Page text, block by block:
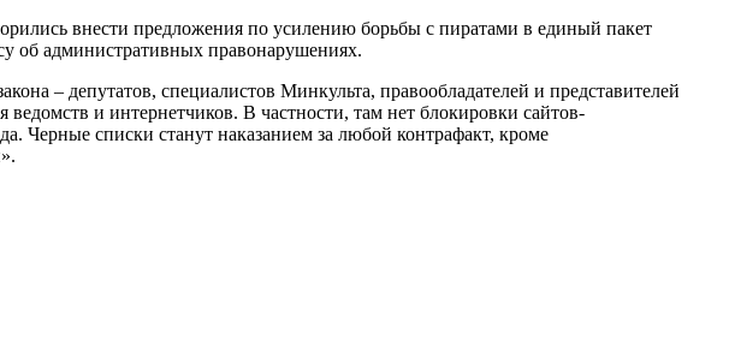
внести предложения по усилению борьбы с пиратами в единый пакет
об административных правонарушениях.
– депутатов, специалистов Минкульта, правообладателей и представителей
и интернетчиков. В частности, там нет блокировки сайтов-
Черные списки станут наказанием за любой контрафакт, кроме